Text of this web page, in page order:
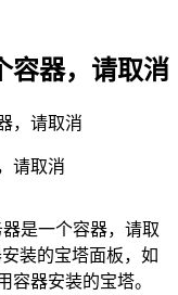
容器，请取消
请取消
是一个容器，请取
装的宝塔面板，如
容器安装的宝塔。